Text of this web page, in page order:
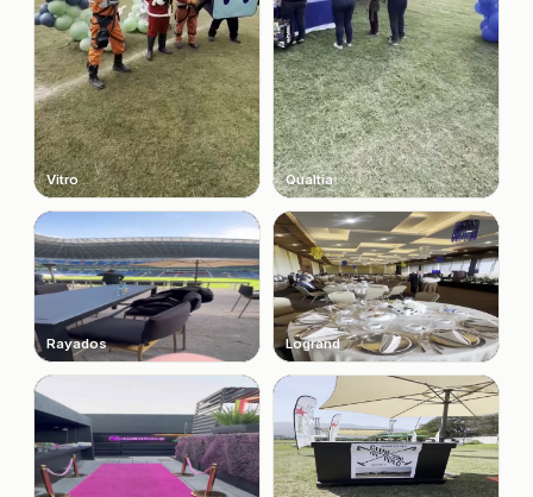
Vitro Qualtia
Rayados Logrand